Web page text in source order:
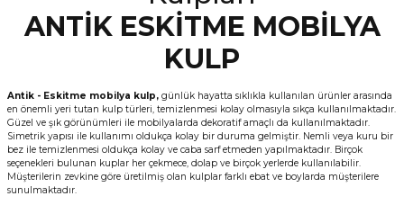
ANTİK ESKİTME MOBİLYA
KULP
Antik - Eskitme mobilya kulp, günlük hayatta sıklıkla kullanılan ürünler arasında
en önemli yeri tutan kulp türleri, temizlenmesi kolay olmasıyla sıkça kullanılmaktadır.
Güzel ve şık görünümleri ile mobilyalarda dekoratif amaçlı da kullanılmaktadır.
Simetrik yapısı ile kullanımı oldukça kolay bir duruma gelmiştir. Nemli veya kuru bir
bez ile temizlenmesi oldukça kolay ve caba sarf etmeden yapılmaktadır. Birçok
seçenekleri bulunan kuplar her çekmece, dolap ve birçok yerlerde kullanılabilir.
Müşterilerin zevkine göre üretilmiş olan kulplar farklı ebat ve boylarda müşterilere
sunulmaktadır.